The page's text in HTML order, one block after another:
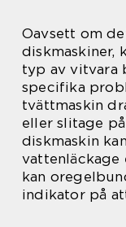
Oavsett om
diskmaskiner,
typ av vitvara
specifika
tvättmaskin
eller slitage
diskmaskin
vattenläckage
kan
indikator på